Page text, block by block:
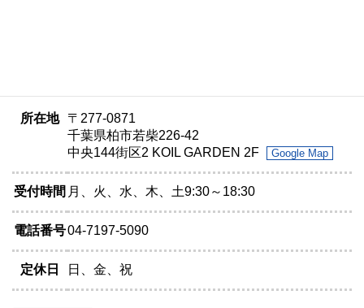
所在地
〒277-0871
千葉県柏市若柴226-42
中央144街区2 KOIL GARDEN 2F
Google Map
受付時間 月、火、水、木、土9:30～18:30
電話番号04-7197-5090
定休日 日、金、祝